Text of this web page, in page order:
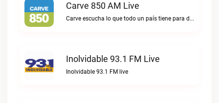
Carve 850 AM Live
Carve escucha lo que todo un país tiene para decir.Carve 850 AM live
Inolvidable 93.1 FM Live
Inolvidable 93.1 FM live